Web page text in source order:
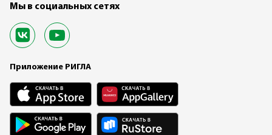
Мы в социальных сетях
Приложение РИГЛА